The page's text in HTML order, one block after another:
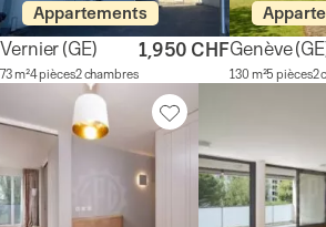
Appartements
Vernier(GE)
73 m²4 pièces2 chambres
1,950 CHFGenève
130 m²5 pièces2